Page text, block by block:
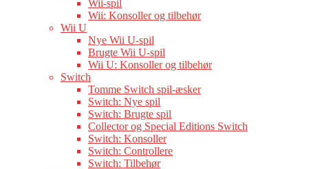
Wii-spil
Wii: Konsoller og tilbehør
Wii U
Nye Wii U-spil
Brugte Wii U-spil
Wii U: Konsoller og tilbehør
Switch
Tomme Switch spil-æsker
Switch: Nye spil
Switch: Brugte spil
Collector og Special Editions Switch
Switch: Konsoller
Switch: Controllere
Switch: Tilbehør